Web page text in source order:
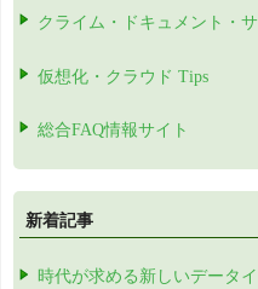
クライム・ドキュメント・
仮想化・クラウド Tips
総合FAQ情報サイト
新着記事
時代が求める新しいデータ